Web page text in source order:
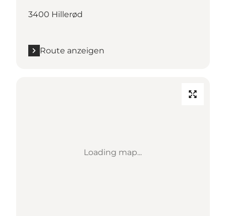
3400 Hillerød
Route anzeigen
Loading map...